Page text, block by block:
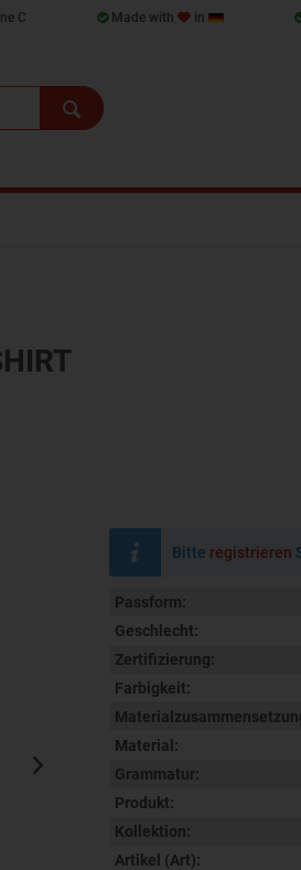
C Made with in
Bitte registrieren
Passform:
Geschlecht:
Zertifizierung:
Farbigkeit:
Material:
Grammatur:
Produkt:
Kollektion:
Artikel (Art):